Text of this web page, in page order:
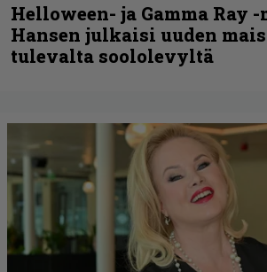
Helloween- ja Gamma Ray
Hansen julkaisi uuden
tulevalta soololevyltä